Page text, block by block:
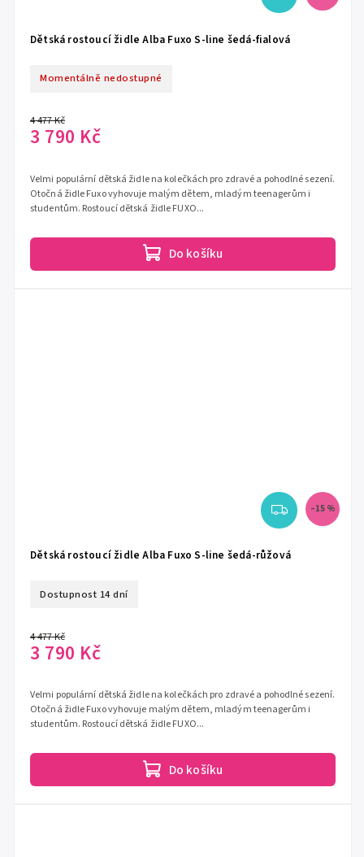
Dětská rostoucí židle Alba Fuxo S-line šedá-fialová
Momentálně nedostupné
4 477 Kč
3 790 Kč
Do košíku
Velmi populární dětská židle na kolečkách pro zdravé a pohodlné sezení.
Otočná židle Fuxo vyhovuje malým dětem, mladým teenagerům i
studentům. Rostoucí dětská židle FUXO...
–15 %
Dětská rostoucí židle Alba Fuxo S-line šedá-růžová
Dostupnost 14 dní
4 477 Kč
3 790 Kč
Do košíku
Velmi populární dětská židle na kolečkách pro zdravé a pohodlné sezení.
Otočná židle Fuxo vyhovuje malým dětem, mladým teenagerům i
studentům. Rostoucí dětská židle FUXO...